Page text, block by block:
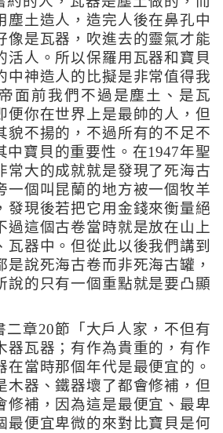
塵土造人，造完人後在鼻孔中
像是瓦器，吹進去的靈氣才能
活人。所以保羅用瓦器和寶貝
中神造人的比擬是非常值得我
面前我們不過是塵土、是瓦
便你在世界上是最帥的人，但
貌不揚的，不過所有的不足不
中寶貝的重要性。在1947年聖
常大的成就就是發現了死海古
一個叫昆蘭的地方被一個牧羊
發現後若把它用金錢來衡量絕
過這個古卷當時就是放在山上
瓦器中。但從此以後我們講到
是說死海古卷而非死海古罐，
說的只有一個重點就是要凸顯
二章20節 「 大戶人家，不但有
器瓦器；有作為貴重的，有作
在當時那個年代是最便宜的。
木器、鐵器壞了都會修補，但
修補，因為這是最便宜、最卑
最便宜卑微的來對比寶貝是何